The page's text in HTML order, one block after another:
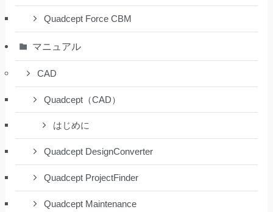
Quadcept Force CBM
マニュアル
CAD
Quadcept（CAD）
はじめに
Quadcept DesignConverter
Quadcept ProjectFinder
Quadcept Maintenance